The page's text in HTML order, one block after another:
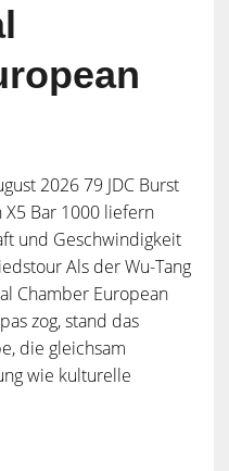
2026 79 JDC Burst
Bar 1000 liefern
und Geschwindigkeit
Als der Wu-Tang
Chamber European
zog, stand das
die gleichsam
wie kulturelle